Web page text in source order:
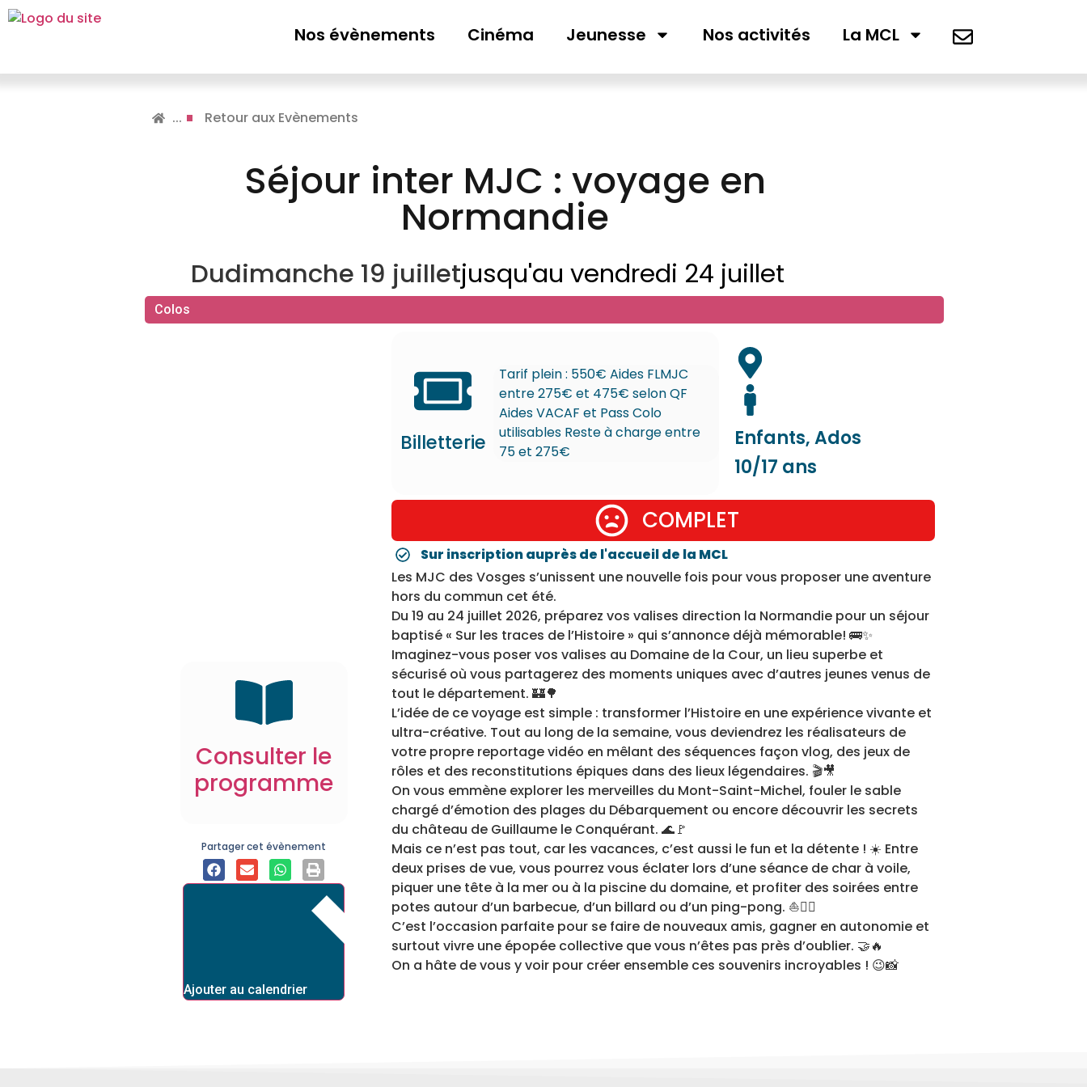
Nos évènements Cinéma Jeunesse Nos activités La MCL
... Retour aux Evènements
Séjour inter MJC : voyage en
Normandie
Dudimanche 19 juilletjusqu'au vendredi 24 juillet
Colos
Consulter le
programme
Partager cet évènement
Ajouter au calendrier
Billetterie
Tarif plein : 550€ Aides FLMJC
entre 275€ et 475€ selon QF
Aides VACAF et Pass Colo
utilisables Reste à charge entre
75 et 275€
Enfants, Ados
10/17 ans
COMPLET
Sur inscription auprès de l'accueil de la MCL
Les MJC des Vosges s’unissent une nouvelle fois pour vous proposer une aventure
hors du commun cet été.
Du 19 au 24 juillet 2026, préparez vos valises direction la Normandie pour un séjour
baptisé « Sur les traces de l’Histoire » qui s’annonce déjà mémorable! 🚌✨
Imaginez-vous poser vos valises au Domaine de la Cour, un lieu superbe et
sécurisé où vous partagerez des moments uniques avec d’autres jeunes venus de
tout le département. 🏰🌳
L’idée de ce voyage est simple : transformer l’Histoire en une expérience vivante et
ultra-créative. Tout au long de la semaine, vous deviendrez les réalisateurs de
votre propre reportage vidéo en mêlant des séquences façon vlog, des jeux de
rôles et des reconstitutions épiques dans des lieux légendaires. 🎬🎥
On vous emmène explorer les merveilles du Mont-Saint-Michel, fouler le sable
chargé d’émotion des plages du Débarquement ou encore découvrir les secrets
du château de Guillaume le Conquérant. 🌊🚩
Mais ce n’est pas tout, car les vacances, c’est aussi le fun et la détente ! ☀️ Entre
deux prises de vue, vous pourrez vous éclater lors d’une séance de char à voile,
piquer une tête à la mer ou à la piscine du domaine, et profiter des soirées entre
potes autour d’un barbecue, d’un billard ou d’un ping-pong. ⛵️🏊‍♂️
C’est l’occasion parfaite pour se faire de nouveaux amis, gagner en autonomie et
surtout vivre une épopée collective que vous n’êtes pas près d’oublier. 🤝🔥
On a hâte de vous y voir pour créer ensemble ces souvenirs incroyables ! 😉📸